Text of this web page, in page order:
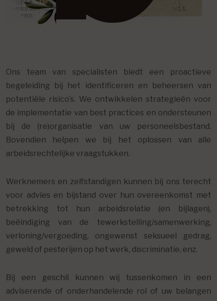
Ons team van specialisten biedt een proactieve
begeleiding bij het identificeren en beheersen van
potentiële risico’s. We ontwikkelen strategieën voor
de implementatie van best practices en ondersteunen
bij de (re)organisatie van uw personeelsbestand.
Bovendien helpen we bij het oplossen van alle
arbeidsrechtelijke vraagstukken.
Werknemers en zelfstandigen kunnen bij ons terecht
voor advies en bijstand over hun overeenkomst met
betrekking tot hun arbeidsrelatie (en bijlagen),
beëindiging van de tewerkstelling/samenwerking,
verloning/vergoeding, ongewenst seksueel gedrag,
geweld of pesterijen op het werk, discriminatie, enz.
Bij een geschil kunnen wij tussenkomen in een
adviserende of onderhandelende rol of uw belangen